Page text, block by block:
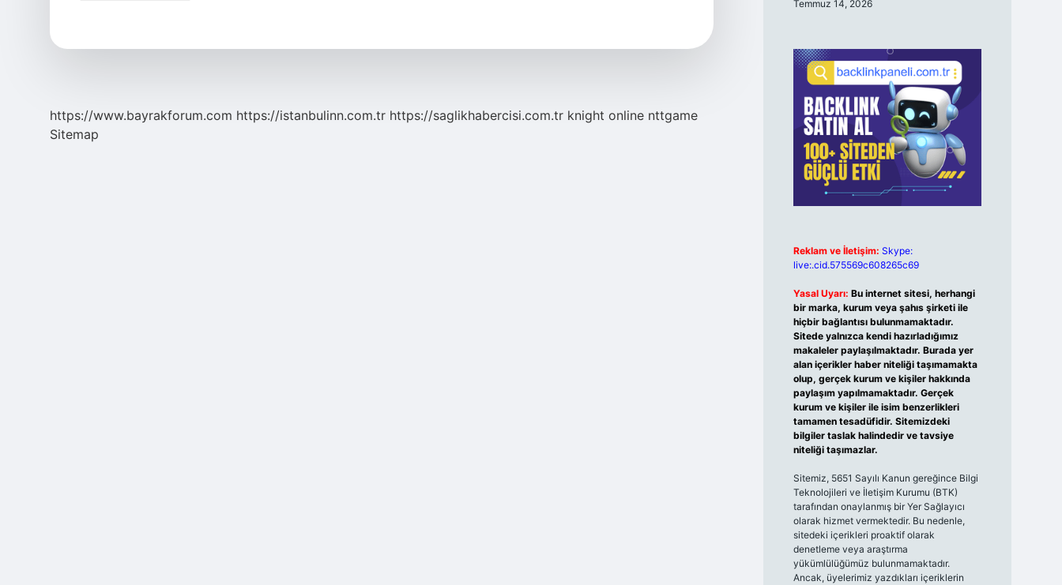
https://www.bayrakforum.com https://istanbulinn.com.tr https://saglikhabercisi.com.tr knight online nttgame
Sitemap
Temmuz 14, 2026
Reklam ve İletişim: Skype:
live:.cid.575569c608265c69
Yasal Uyarı: Bu internet sitesi, herhangi
bir marka, kurum veya şahıs şirketi ile
hiçbir bağlantısı bulunmamaktadır.
Sitede yalnızca kendi hazırladığımız
makaleler paylaşılmaktadır. Burada yer
alan içerikler haber niteliği taşımamakta
olup, gerçek kurum ve kişiler hakkında
paylaşım yapılmamaktadır. Gerçek
kurum ve kişiler ile isim benzerlikleri
tamamen tesadüfidir. Sitemizdeki
bilgiler taslak halindedir ve tavsiye
niteliği taşımazlar.
Sitemiz, 5651 Sayılı Kanun gereğince Bilgi
Teknolojileri ve İletişim Kurumu (BTK)
tarafından onaylanmış bir Yer Sağlayıcı
olarak hizmet vermektedir. Bu nedenle,
sitedeki içerikleri proaktif olarak
denetleme veya araştırma
yükümlülüğümüz bulunmamaktadır.
Ancak, üyelerimiz yazdıkları içeriklerin